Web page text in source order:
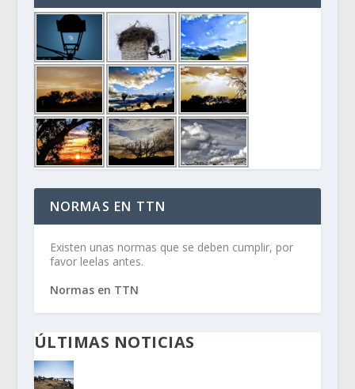
NORMAS EN TTN
Existen unas normas que se deben cumplir, por
favor leelas antes.
Normas en TTN
ÚLTIMAS NOTICIAS